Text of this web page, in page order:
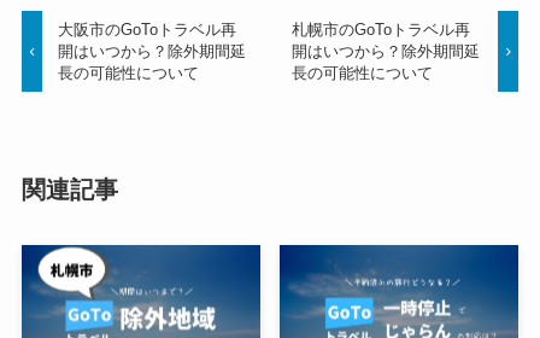
大阪市のGoToトラベル再
開はいつから？除外期間延
長の可能性について
札幌市のGoToトラベル再
開はいつから？除外期間延
長の可能性について
関連記事